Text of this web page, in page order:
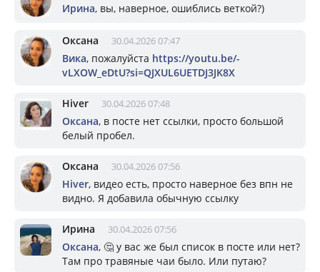
Ирина, вы, наверное, ошиблись веткой?)
Оксана 30.04.2026 07:47
Вика, пожалуйста https://youtu.be/-
vLXOW_eDtU?si=QJXUL6UETDJ3JK8X
Hiver 30.04.2026 07:48
Оксана, в посте нет ссылки, просто большой
белый пробел.
Оксана 30.04.2026 07:56
Hiver, видео есть, просто наверное без впн не
видно. Я добавила обычную ссылку
Ирина 30.04.2026 07:56
Оксана, 🤔 у вас же был список в посте или нет?
Там про травяные чаи было. Или путаю?